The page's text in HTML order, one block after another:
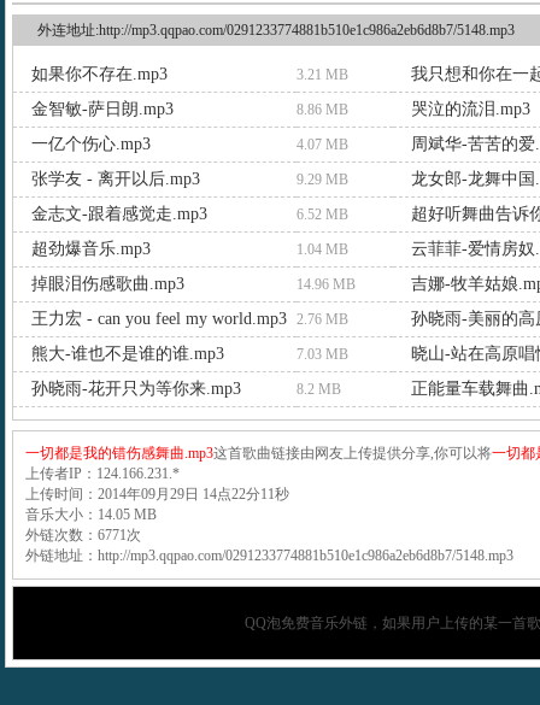
外连地址:http://mp3.qqpao.com/0291233774881b510e1c986a2eb6d8b7/5148.mp3
如果你不存在.mp3 3.21 MB
我只想和你在一
金智敏-萨日朗.mp3
8.86 MB
哭泣的流泪.mp3
一亿个伤心.mp3
4.07 MB
周斌华-苦苦的爱
张学友 - 离开以后.mp3
9.29 MB
龙女郎-龙舞中国
金志文-跟着感觉走.mp3
6.52 MB
超好听舞曲告诉
超劲爆音乐.mp3
1.04 MB
云菲菲-爱情房奴
掉眼泪伤感歌曲.mp3
14.96 MB
吉娜-牧羊姑娘
王力宏 - can you feel my world.mp3 2.76 MB
孙晓雨-美丽的高
熊大-谁也不是谁的谁.mp3
7.03 MB
晓山-站在高原唱
孙晓雨-花开只为等你来.mp3
8.2 MB 正能量车载舞曲
一切都是我的错伤感舞曲.mp3这首歌曲链接由网友上传提供分享,你可以将一切都
上传者IP：124.166.231.*
上传时间：2014年09月29日 14点22分11秒
音乐大小：14.05 MB
外链次数：6771次
外链地址：http://mp3.qqpao.com/0291233774881b510e1c986a2eb6d8b7/5148.mp3
QQ泡免费音乐外链，如果用户上传的某一首